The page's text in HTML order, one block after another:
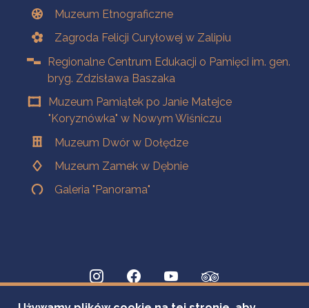
Muzeum Etnograficzne
Zagroda Felicji Curyłowej w Zalipiu
Regionalne Centrum Edukacji o Pamięci im. gen.
bryg. Zdzisława Baszaka
Muzeum Pamiątek po Janie Matejce
"Koryznówka" w Nowym Wiśniczu
Muzeum Dwór w Dołędze
Muzeum Zamek w Dębnie
Galeria "Panorama"